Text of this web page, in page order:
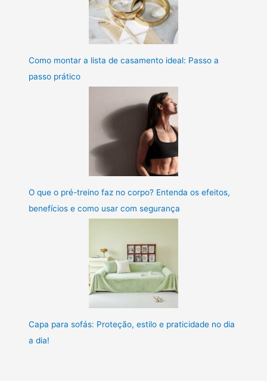
Como montar a lista de casamento ideal: Passo a
passo prático
O que o pré-treino faz no corpo? Entenda os efeitos,
benefícios e como usar com segurança
Capa para sofás: Proteção, estilo e praticidade no dia
a dia!